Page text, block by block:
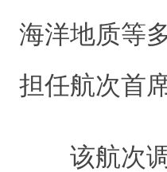
海洋地质等
担任航次首
该航次